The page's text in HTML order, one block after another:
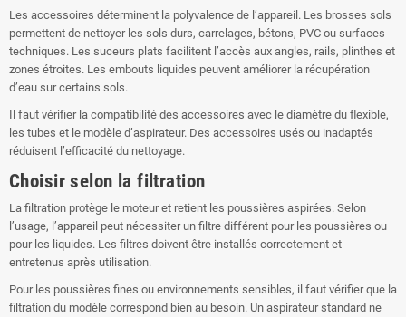
Les accessoires déterminent la polyvalence de l’appareil. Les brosses sols
permettent de nettoyer les sols durs, carrelages, bétons, PVC ou surfaces
techniques. Les suceurs plats facilitent l’accès aux angles, rails, plinthes et
zones étroites. Les embouts liquides peuvent améliorer la récupération
d’eau sur certains sols.
Il faut vérifier la compatibilité des accessoires avec le diamètre du flexible,
les tubes et le modèle d’aspirateur. Des accessoires usés ou inadaptés
réduisent l’efficacité du nettoyage.
Choisir selon la filtration
La filtration protège le moteur et retient les poussières aspirées. Selon
l’usage, l’appareil peut nécessiter un filtre différent pour les poussières ou
pour les liquides. Les filtres doivent être installés correctement et
entretenus après utilisation.
Pour les poussières fines ou environnements sensibles, il faut vérifier que la
filtration du modèle correspond bien au besoin. Un aspirateur standard ne